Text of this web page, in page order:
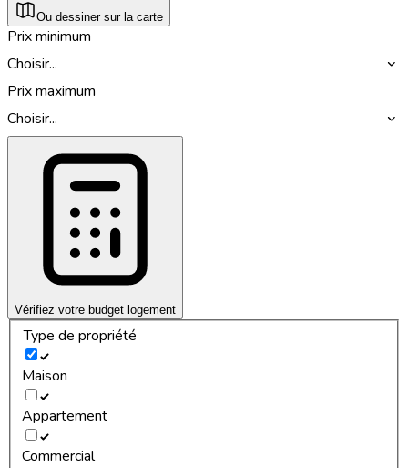
Ou dessiner sur la carte
Prix minimum
Choisir...
Prix maximum
Choisir...
Vérifiez votre budget logement
Type de propriété
Maison
Appartement
Commercial